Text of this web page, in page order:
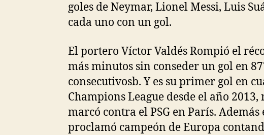
goles de Neymar, Lionel Messi, Luis
cada uno con un gol.
El portero Víctor Valdés Rompió el
más minutos sin conseder un gol en
consecutivosb. Y es su primer gol en
Champions League desde el año
marcó contra el PSG en París. Además
proclamó campeón de Europa